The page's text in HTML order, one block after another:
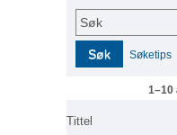
Søk
Søk Søketips
1–10
Tittel